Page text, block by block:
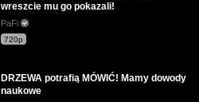
wreszcie mu go pokazali!
PaFi
720p
DRZEWA potrafią MÓWIĆ! Mamy dowody
naukowe